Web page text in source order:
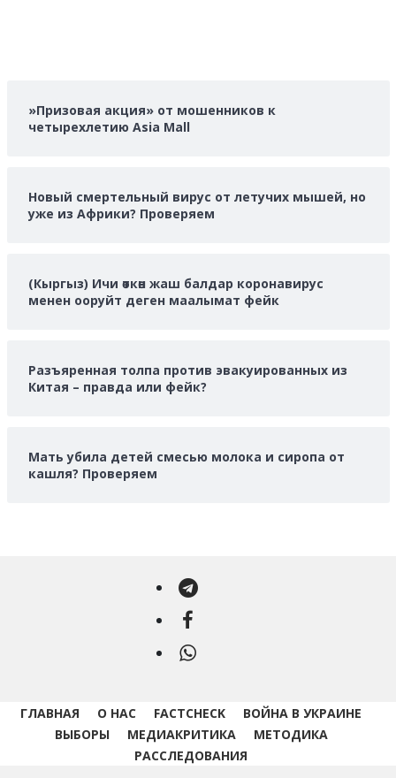
»Призовая акция» от мошенников к
четырехлетию Asia Mall
Новый смертельный вирус от летучих мышей, но
уже из Африки? Проверяем
(Кыргыз) Ичи өткөн жаш балдар коронавирус
менен ооруйт деген маалымат фейк
Разъяренная толпа против эвакуированных из
Китая – правда или фейк?
Мать убила детей смесью молока и сиропа от
кашля? Проверяем
Telegram
Facebook
WhatsApp
ГЛАВНАЯ О НАС FACTCHECK
ВОЙНА В УКРАИНЕ
ВЫБОРЫ
МЕДИАКРИТИКА
МЕТОДИКА
РАССЛЕДОВАНИЯ